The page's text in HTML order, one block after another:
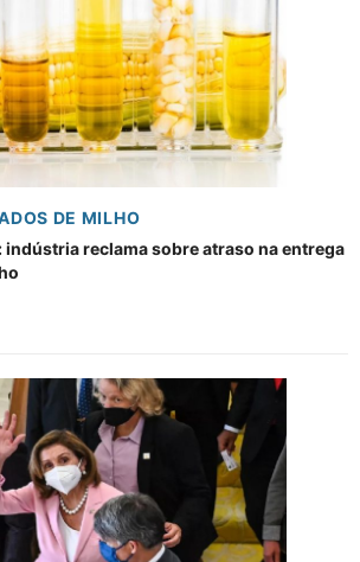
DE MILHO
indústria reclama sobre atraso na entrega